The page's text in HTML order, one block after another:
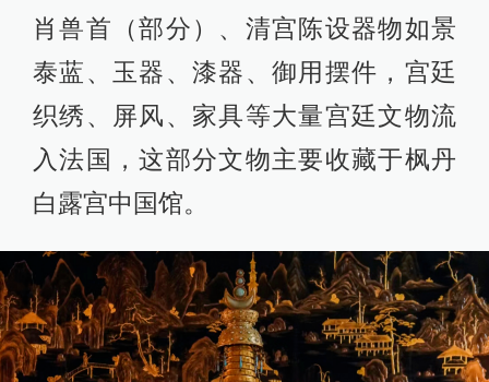
肖兽首（部分）、清宫陈设器物如景
泰蓝、玉器、漆器、御用摆件，宫廷
织绣、屏风、家具等大量宫廷文物流
入法国，这部分文物主要收藏于枫丹
白露宫中国馆。